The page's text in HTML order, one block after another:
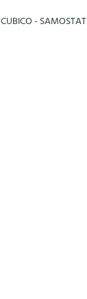
CUBICO -